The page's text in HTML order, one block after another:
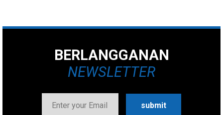
BERLANGGANAN
NEWSLETTER